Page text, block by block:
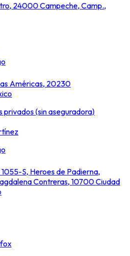
24000 Campeche, Camp.,
Américas, 20230
privados (sin aseguradora)
S, Heroes de Padierna,
Contreras, 10700 Ciudad